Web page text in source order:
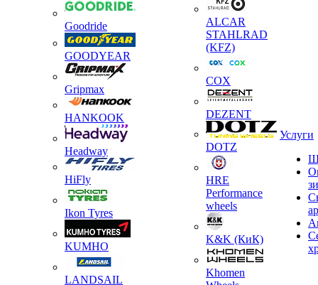
Goodride
GOODYEAR
Gripmax
HANKOOK
Headway
HiFly
Ikon Tyres
KUMHO
LANDSAIL
ALCAR
STAHLRAD
(KFZ)
COX
DEZENT
DOTZ
HRE
Performance
wheels
K&K (КиК)
Khomen
Услуги